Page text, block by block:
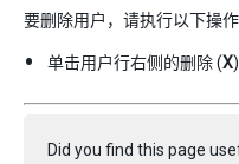
要删除用户，请执行以下操作
单击用户行右侧的删除 (X
Did you find this page